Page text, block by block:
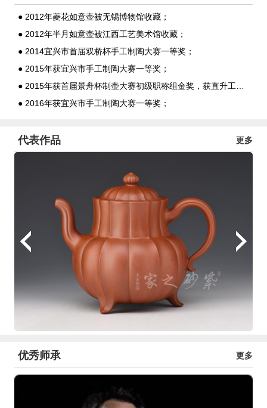
● 2012年菱花如意壶被无锡博物馆收藏；
● 2012年半月如意壶被江西工艺美术馆收藏；
● 2014宜兴市首届双桥杯手工制陶大赛一等奖；
● 2015年获宜兴市手工制陶大赛一等奖；
● 2016年获宜兴市手工制陶大赛一等奖；
代表作品 更多
优秀师承 更多